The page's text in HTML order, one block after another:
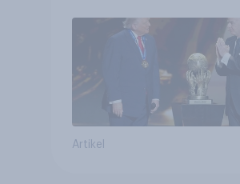
Fußball-WM ohne Politik
Artikel